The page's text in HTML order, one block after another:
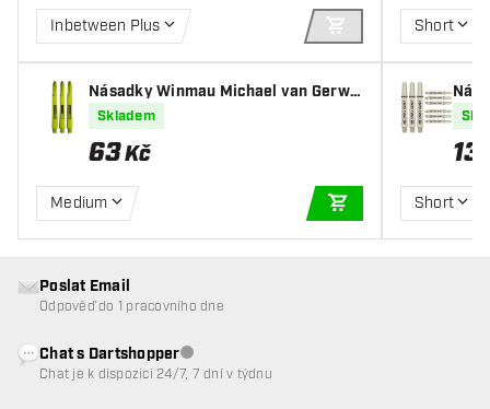
Inbetween Plus
PŘIDAT DO KOŠÍKU
Násadky Winmau Michael van Gerwe
n Ring Grip MvG Design
Skladem
63Kč
Medium
PŘIDAT DO KOŠÍKU
Short
Short
Poslat Email
Odpověď do 1 pracovního dne
Chat s DartshopperZákaznický servis nedostupný
Chat je k dispozici 24/7, 7 dní v týdnu